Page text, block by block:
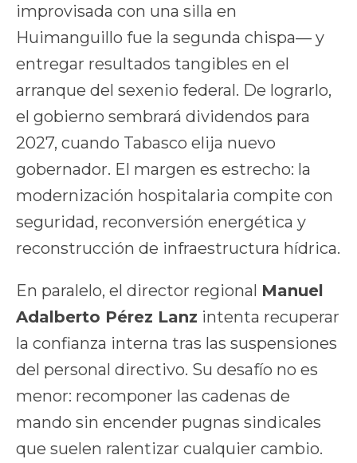
improvisada con una silla en
Huimanguillo fue la segunda chispa— y
entregar resultados tangibles en el
arranque del sexenio federal. De lograrlo,
el gobierno sembrará dividendos para
2027, cuando Tabasco elija nuevo
gobernador. El margen es estrecho: la
modernización hospitalaria compite con
seguridad, reconversión energética y
reconstrucción de infraestructura hídrica.
En paralelo, el director regional Manuel
Adalberto Pérez Lanz intenta recuperar
la confianza interna tras las suspensiones
del personal directivo. Su desafío no es
menor: recomponer las cadenas de
mando sin encender pugnas sindicales
que suelen ralentizar cualquier cambio.